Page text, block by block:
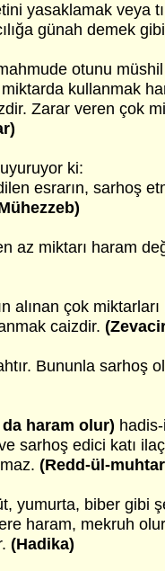
yasaklamak veya
günah demek
otunu
kullanmak
Zarar veren çok
ki:
esrarın, sarhoş
az miktarı haram
alınan çok
caizdir.
Bununla sarhoş
haram olur)
sarhoş edici katı
(Redd-ül-
yumurta, biber gibi
haram, mekruh
(Hadika)